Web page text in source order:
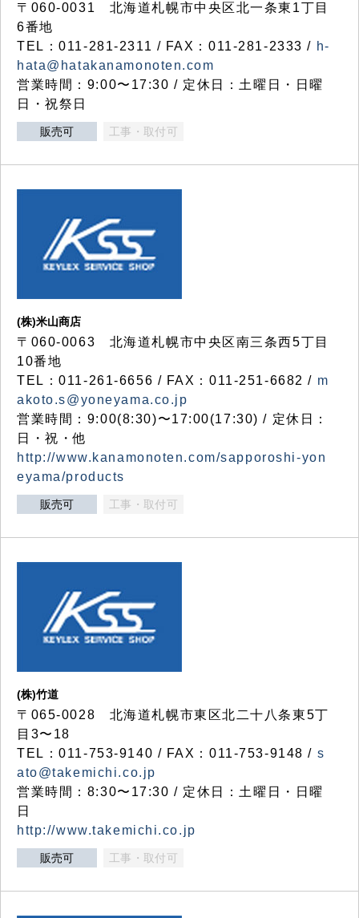
〒060-0031 北海道札幌市中央区北一条東1丁目
6番地
TEL：011-281-2311 / FAX：011-281-2333 / h-
hata@hatakanamonoten.com
営業時間：9:00〜17:30 / 定休日：土曜日・日曜
日・祝祭日
販売可 工事・取付可
(株)米山商店
〒060-0063 北海道札幌市中央区南三条西5丁目
10番地
TEL：011-261-6656 / FAX：011-251-6682 / m
akoto.s@yoneyama.co.jp
営業時間：9:00(8:30)〜17:00(17:30) / 定休日：
日・祝・他
http://www.kanamonoten.com/sapporoshi-yon
eyama/products
販売可 工事・取付可
(株)竹道
〒065-0028 北海道札幌市東区北二十八条東5丁
目3〜18
TEL：011-753-9140 / FAX：011-753-9148 / s
ato@takemichi.co.jp
営業時間：8:30〜17:30 / 定休日：土曜日・日曜
日
http://www.takemichi.co.jp
販売可 工事・取付可